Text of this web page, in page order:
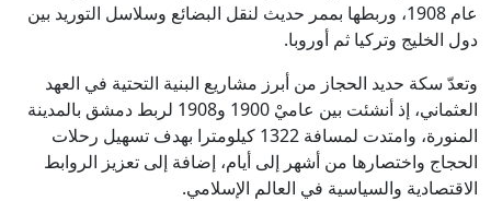
عام 1908، وربطها بممر حديث لنقل البضائع وسلاسل التوريد بين
دول الخليج وتركيا ثم أوروبا.
وتعدّ سكة حديد الحجاز من أبرز مشاريع البنية التحتية في العهد
العثماني، إذ أنشئت بين عاميْ 1900 و1908 لربط دمشق بالمدينة
المنورة، وامتدت لمسافة 1322 كيلومترا بهدف تسهيل رحلات
الحجاج واختصارها من أشهر إلى أيام، إضافة إلى تعزيز الروابط
الاقتصادية والسياسية في العالم الإسلامي.